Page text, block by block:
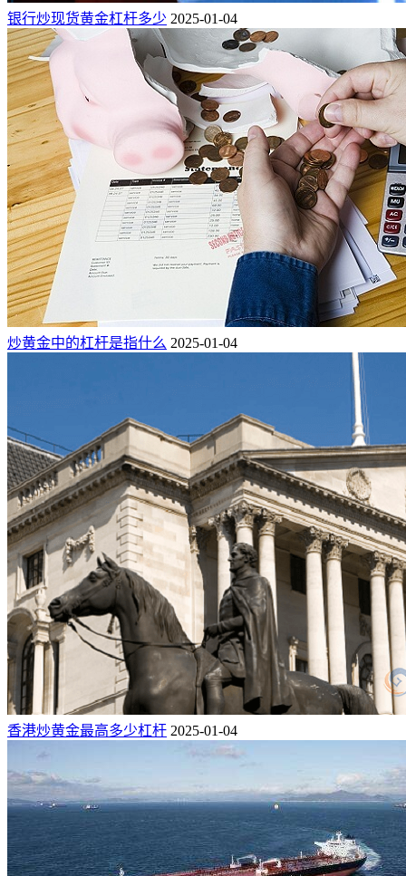
银行炒现货黄金杠杆多少 2025-01-04
炒黄金中的杠杆是指什么 2025-01-04
香港炒黄金最高多少杠杆 2025-01-04